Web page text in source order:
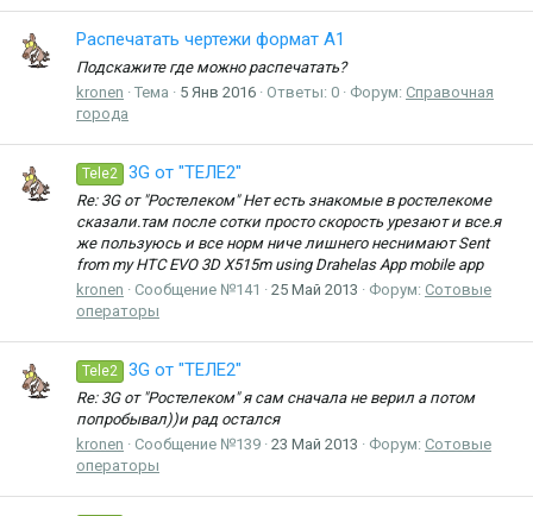
Распечатать чертежи формат А1
Подскажите где можно распечатать?
kronen
Тема 5 Янв 2016 Ответы: 0 Форум: Справочная
города
Tele2 3G от "ТЕЛЕ2"
Re: 3G от "Ростелеком" Нет есть знакомые в ростелекоме
сказали.там после сотки просто скорость урезают и все.я
же пользуюсь и все норм ниче лишнего неснимают Sent
from my HTC EVO 3D X515m using Drahelas App mobile app
kronen
Сообщение №141 25 Май 2013 Форум: Сотовые
операторы
Tele2 3G от "ТЕЛЕ2"
Re: 3G от "Ростелеком" я сам сначала не верил а потом
попробывал))и рад остался
kronen
Сообщение №139 23 Май 2013 Форум: Сотовые
операторы